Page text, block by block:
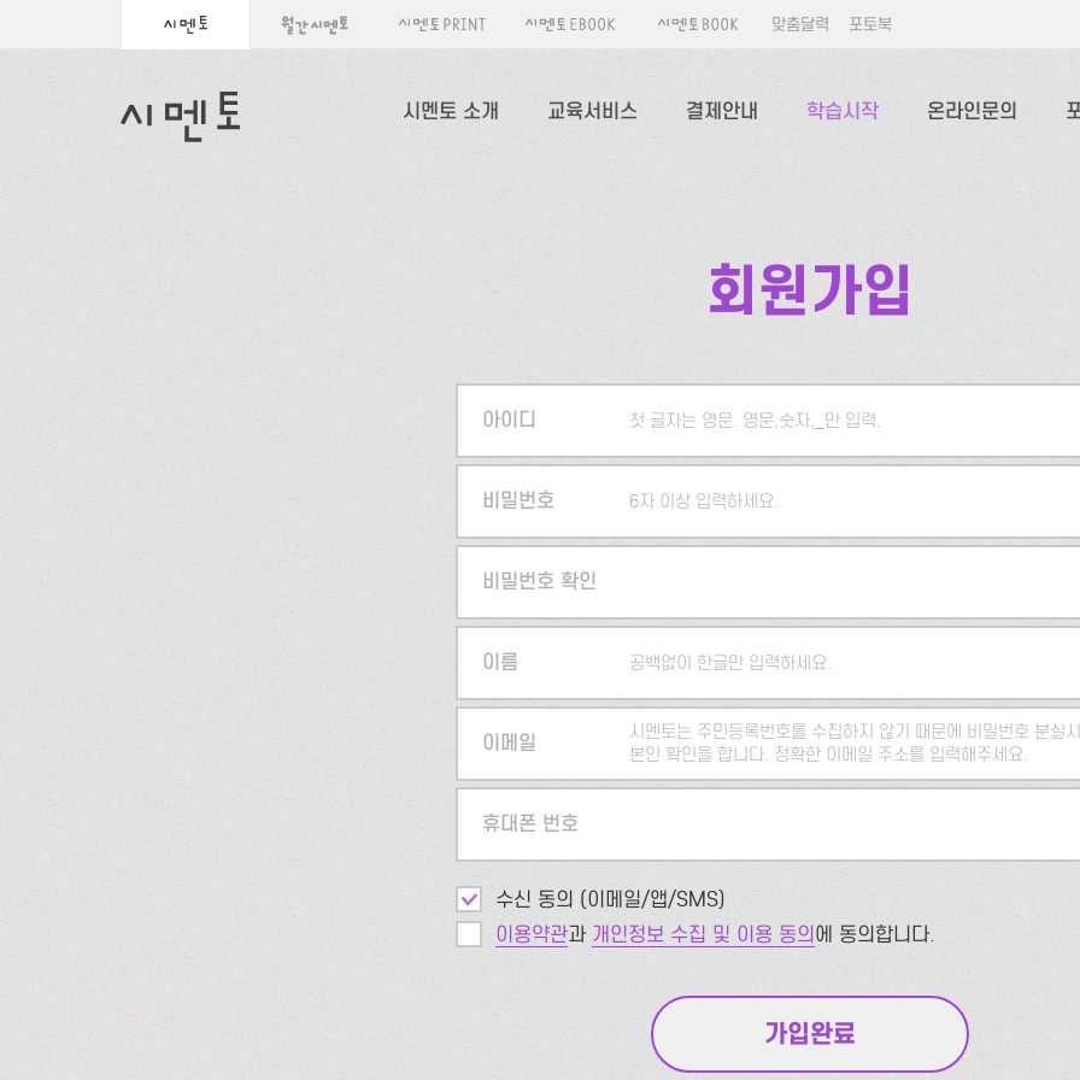
맞춤달력 포토북
시멘토 소개 교육서비스 결제안내 학습시작 온라인문의
회원가입
아이디 첫 글자는 영문. 영문,숫자,_만 입력.
5자 이상 입력하세요.
비밀번호 6자 이상 입력하세요.
비밀번호 확인
이름 공백없이 한글만 입력하세요.
이메일
시멘토는 주민등록번호를 수집하지 않기 때문에 비밀번호 분실
본인 확인을 합니다. 정확한 이메일 주소를 입력해주세요.
휴대폰 번호
수신 동의 (이메일/앱/SMS)
이용약관과 개인정보 수집 및 이용 동의에 동의합니다.